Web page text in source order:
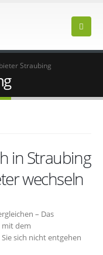
Straubing
in Straubing
wechseln
– Das
dem
sich nicht entgehen